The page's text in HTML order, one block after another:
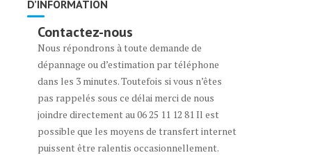
D’INFORMATION
Contactez-nous
Nous répondrons à toute demande de
dépannage ou d’estimation par téléphone
dans les 3 minutes. Toutefois si vous n’êtes
pas rappelés sous ce délai merci de nous
joindre directement au 06 25 11 12 81 Il est
possible que les moyens de transfert internet
puissent être ralentis occasionnellement.